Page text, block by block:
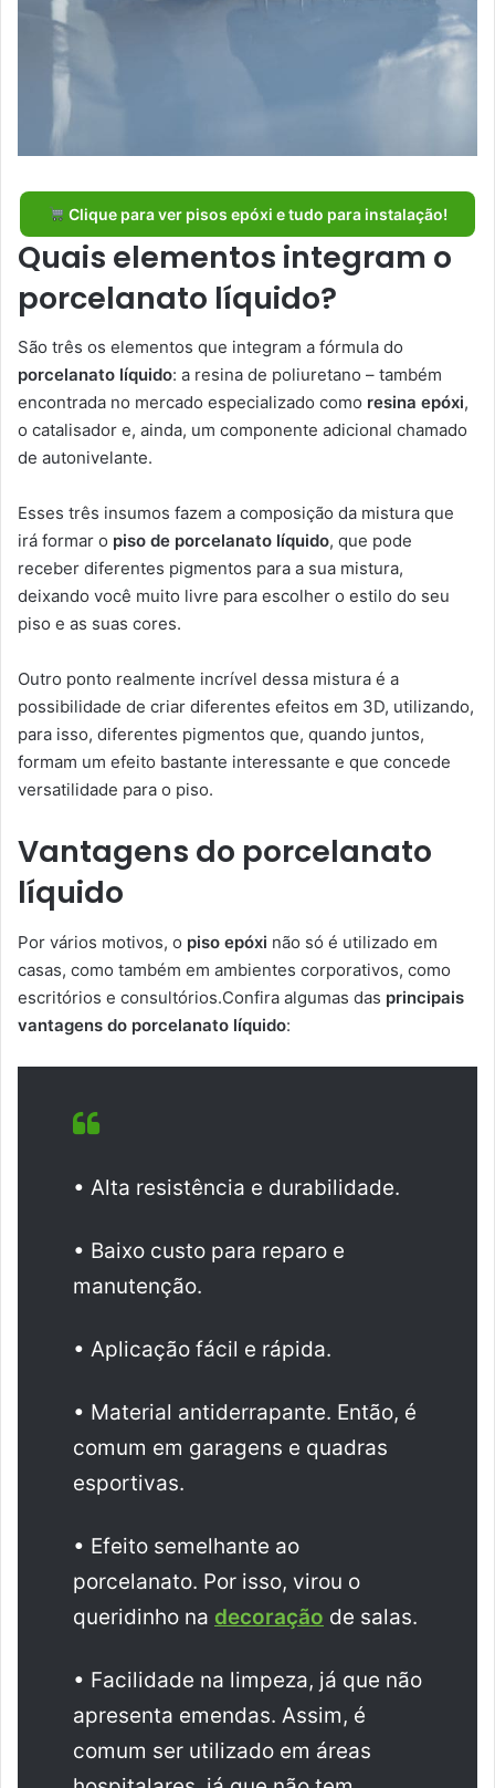
Clique para ver pisos epóxi e tudo para instalação!
Quais elementos integram o
porcelanato líquido?
São três os elementos que integram a fórmula do
porcelanato líquido: a resina de poliuretano – também
encontrada no mercado especializado como resina epóxi,
o catalisador e, ainda, um componente adicional chamado
de autonivelante.
Esses três insumos fazem a composição da mistura que
irá formar o piso de porcelanato líquido, que pode
receber diferentes pigmentos para a sua mistura,
deixando você muito livre para escolher o estilo do seu
piso e as suas cores.
Outro ponto realmente incrível dessa mistura é a
possibilidade de criar diferentes efeitos em 3D, utilizando,
para isso, diferentes pigmentos que, quando juntos,
formam um efeito bastante interessante e que concede
versatilidade para o piso.
Vantagens do porcelanato
líquido
Por vários motivos, o piso epóxi não só é utilizado em
casas, como também em ambientes corporativos, como
escritórios e consultórios.Confira algumas das principais
vantagens do porcelanato líquido:
• Alta resistência e durabilidade.
• Baixo custo para reparo e
manutenção.
• Aplicação fácil e rápida.
• Material antiderrapante. Então, é
comum em garagens e quadras
esportivas.
• Efeito semelhante ao
porcelanato. Por isso, virou o
queridinho na decoração de salas.
• Facilidade na limpeza, já que não
apresenta emendas. Assim, é
comum ser utilizado em áreas